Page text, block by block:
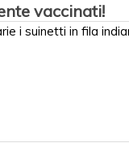
vaccinati!
i suinetti in fila